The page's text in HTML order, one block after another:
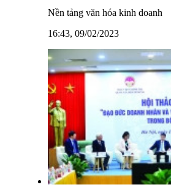
Nền tảng văn hóa kinh doanh
16:43, 09/02/2023